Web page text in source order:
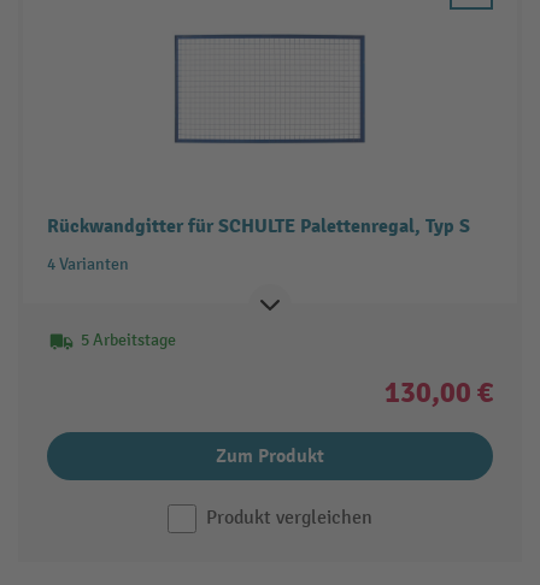
Rückwandgitter für SCHULTE Palettenregal, Typ S
4 Varianten
5 Arbeitstage
130,00 €
Zum Produkt
Produkt vergleichen